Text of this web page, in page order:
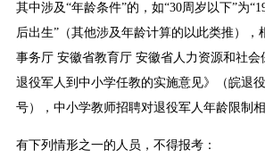
其中涉及“年龄条件”的，如“30周岁以下”为
后出生”（其他涉及年龄计算的以此类推），
事务厅 安徽省教育厅 安徽省人力资源和社会
退役军人到中小学任教的实施意见》（皖退
号），中小学教师招聘对退役军人年龄限制相
有下列情形之一的人员，不得报考：